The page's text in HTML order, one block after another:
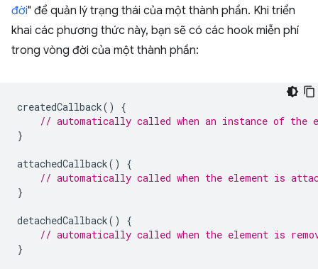
đời" để quản lý trạng thái của một thành phần. Khi triển
khai các phương thức này, bạn sẽ có các hook miễn phí
trong vòng đời của một thành phần:
createdCallback()
{
// automatically called when an instance of the
}
attachedCallback()
{
// automatically called when the element is
}
detachedCallback()
{
// automatically called when the element is
}